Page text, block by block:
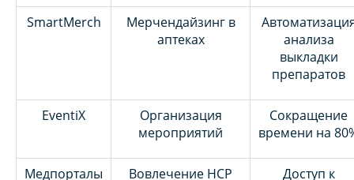
SmartMerch
Мерчендайзинг в
аптеках
анализа
выкладки
препаратов
EventiX
Организация
мероприятий
Сокращение
времени на
Медпорталы Вовлечение HCP
Доступ к